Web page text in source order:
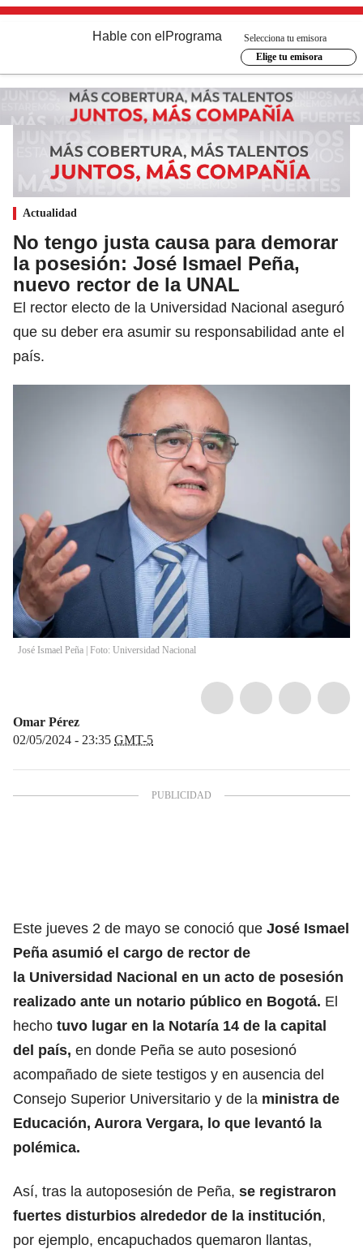
Hable con el Programa
Selecciona tu emisora
Elige tu emisora
Actualidad
No tengo justa causa para demorar
la posesión: José Ismael Peña,
nuevo rector de la UNAL
El rector electo de la Universidad Nacional aseguró
que su deber era asumir su responsabilidad ante el
país.
José Ismael Peña | Foto: Universidad Nacional
Omar Pérez
02/05/2024 - 23:35 GMT-5
Este jueves 2 de mayo se conoció que José Ismael
Peña asumió el cargo de rector de
la Universidad Nacional en un acto de posesión
realizado ante un notario público en Bogotá. El
hecho tuvo lugar en la Notaría 14 de la capital
del país, en donde Peña se auto posesionó
acompañado de siete testigos y en ausencia del
Consejo Superior Universitario y de la ministra de
Educación, Aurora Vergara, lo que levantó la
polémica.
Así, tras la autoposesión de Peña, se registraron
fuertes disturbios alrededor de la institución,
por ejemplo, encapuchados quemaron llantas,